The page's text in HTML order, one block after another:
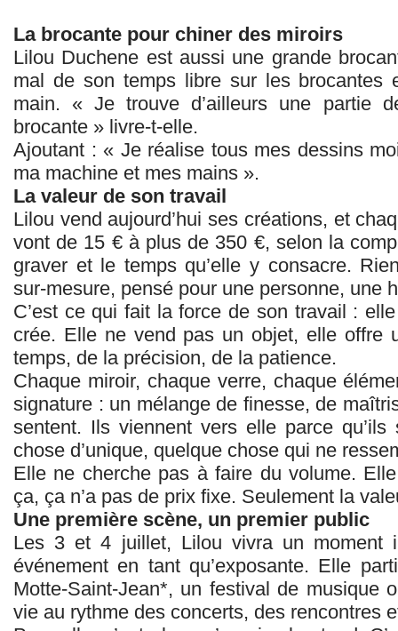
La brocante pour chiner des miroirs
Lilou Duchene est aussi une grande
mal de son temps libre sur les brocantes
main. « Je trouve d’ailleurs une partie
brocante » livre-t-elle.
Ajoutant : « Je réalise tous mes dessins
ma machine et mes mains ».
La valeur de son travail
Lilou vend aujourd’hui ses créations, et
vont de 15 € à plus de 350 €, selon la
graver et le temps qu’elle y consacre.
sur‑mesure, pensé pour une personne, une
C’est ce qui fait la force de son travail :
crée. Elle ne vend pas un objet, elle offre
temps, de la précision, de la patience.
Chaque miroir, chaque verre, chaque
signature : un mélange de finesse, de
sentent. Ils viennent vers elle parce qu’ils
chose d’unique, quelque chose qui ne
Elle ne cherche pas à faire du volume.
ça, ça n’a pas de prix fixe. Seulement la
Une première scène, un premier public
Les 3 et 4 juillet, Lilou vivra un moment
événement en tant qu’exposante. Elle
Motte‑Saint‑Jean*, un festival de musique
vie au rythme des concerts, des rencontres